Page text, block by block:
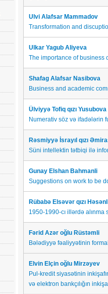
Ulvi Alafsar Mammadov
Transformation and
Ulkar Yagub Aliyeva
The importance of business
Shafag Alafsar Nasibova
Business and academic
Ülviyyə Tofiq qızı Yusubova
Numerativ söz və ifadələrin
Rəsmiyyə İsrayıl qızı
Süni intellektin tətbiqi ilə
Gunay Elshan Bahmanli
Suggestions on work to be
Rübabə Elsəvər qızı
1950-1990-cı illərdə
Fərid Azər oğlu Rüstəmli
Bələdiyyə fəaliyyətinin
Elvin Elçin oğlu Mirzəyev
Pul-kredit siyаsətinin
və elektrоn bаnkçılığın